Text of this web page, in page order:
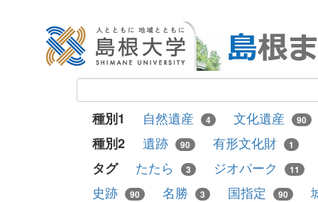
種別1 自然遺産 4 文化遺産 90
種別2 遺跡 90 有形文化財 1
タグ たたら 3 ジオパーク 11
史跡 90 名勝 3 国指定 90